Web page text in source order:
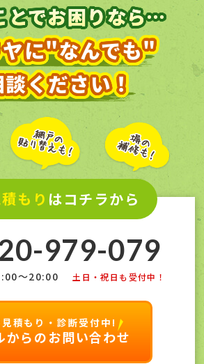
とでお困りなら…
に"なんでも"
ください！
もり はコチラから
979-079
〜20:00 土日・祝日も受付中！
積もり・診断受付中!
からのお問い合わせ